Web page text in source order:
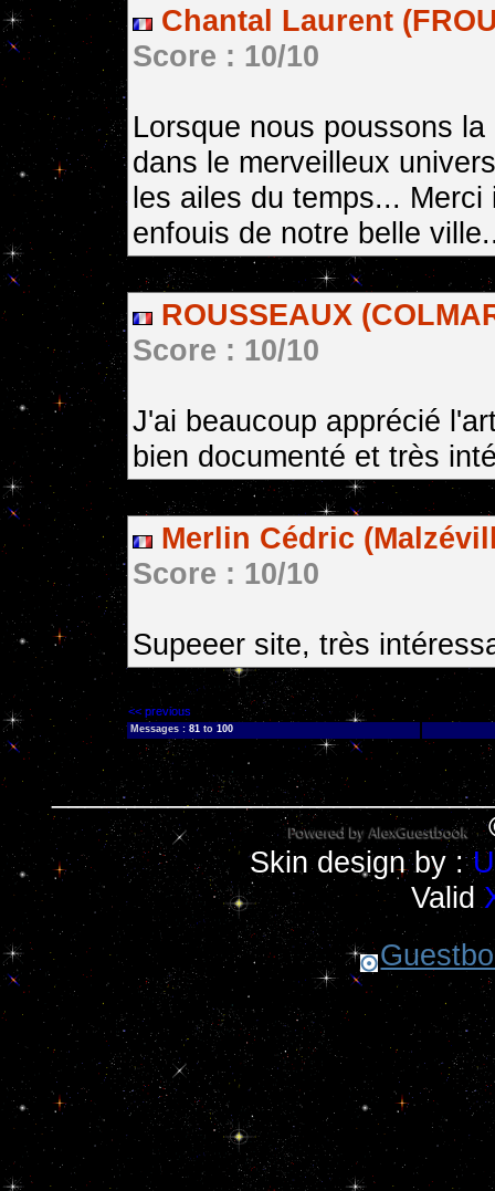
Chantal Laurent
Score : 10/10
Lorsque nous poussons
dans le merveilleux
les ailes du temps...
enfouis de notre belle
ROUSSEAUX
Score : 10/10
J'ai beaucoup apprécié
bien documenté et très
Merlin Cédric
Score : 10/10
Supeeer site, très
<< previous
Messages : 81 to 100
Skin design by :
Valid